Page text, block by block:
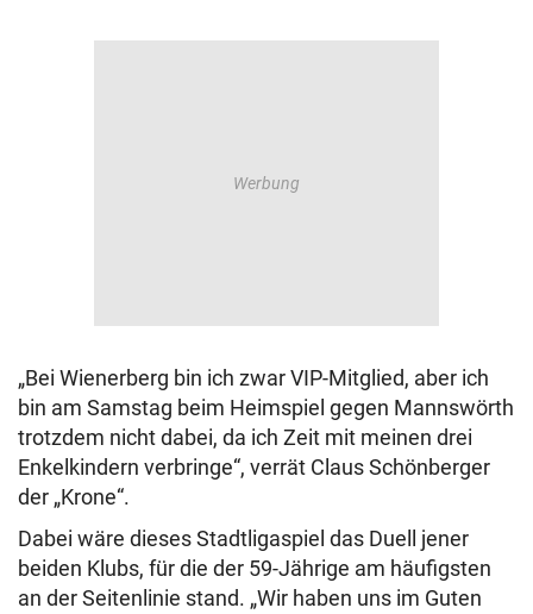
„Bei Wienerberg bin ich zwar VIP-Mitglied, aber ich
bin am Samstag beim Heimspiel gegen Mannswörth
trotzdem nicht dabei, da ich Zeit mit meinen drei
Enkelkindern verbringe“, verrät Claus Schönberger
der „Krone“.
Dabei wäre dieses Stadtligaspiel das Duell jener
beiden Klubs, für die der 59-Jährige am häufigsten
an der Seitenlinie stand. „Wir haben uns im Guten